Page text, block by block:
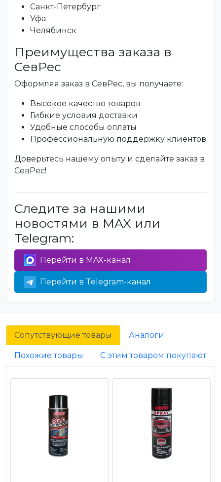
Санкт-Петербург
Уфа
Челябинск
Преимущества заказа в
СевРес
Оформляя заказ в СевРес, вы получаете:
Высокое качество товаров
Гибкие условия доставки
Удобные способы оплаты
Профессиональную поддержку клиентов
Доверьтесь нашему опыту и сделайте заказ в
СевРес!
Следите за нашими
новостями в MAX или
Telegram:
Перейти в MAX-канал
Перейти в Telegram-канал
Сопутствующие товары Аналоги
Похожие товары С этим товаром покупают